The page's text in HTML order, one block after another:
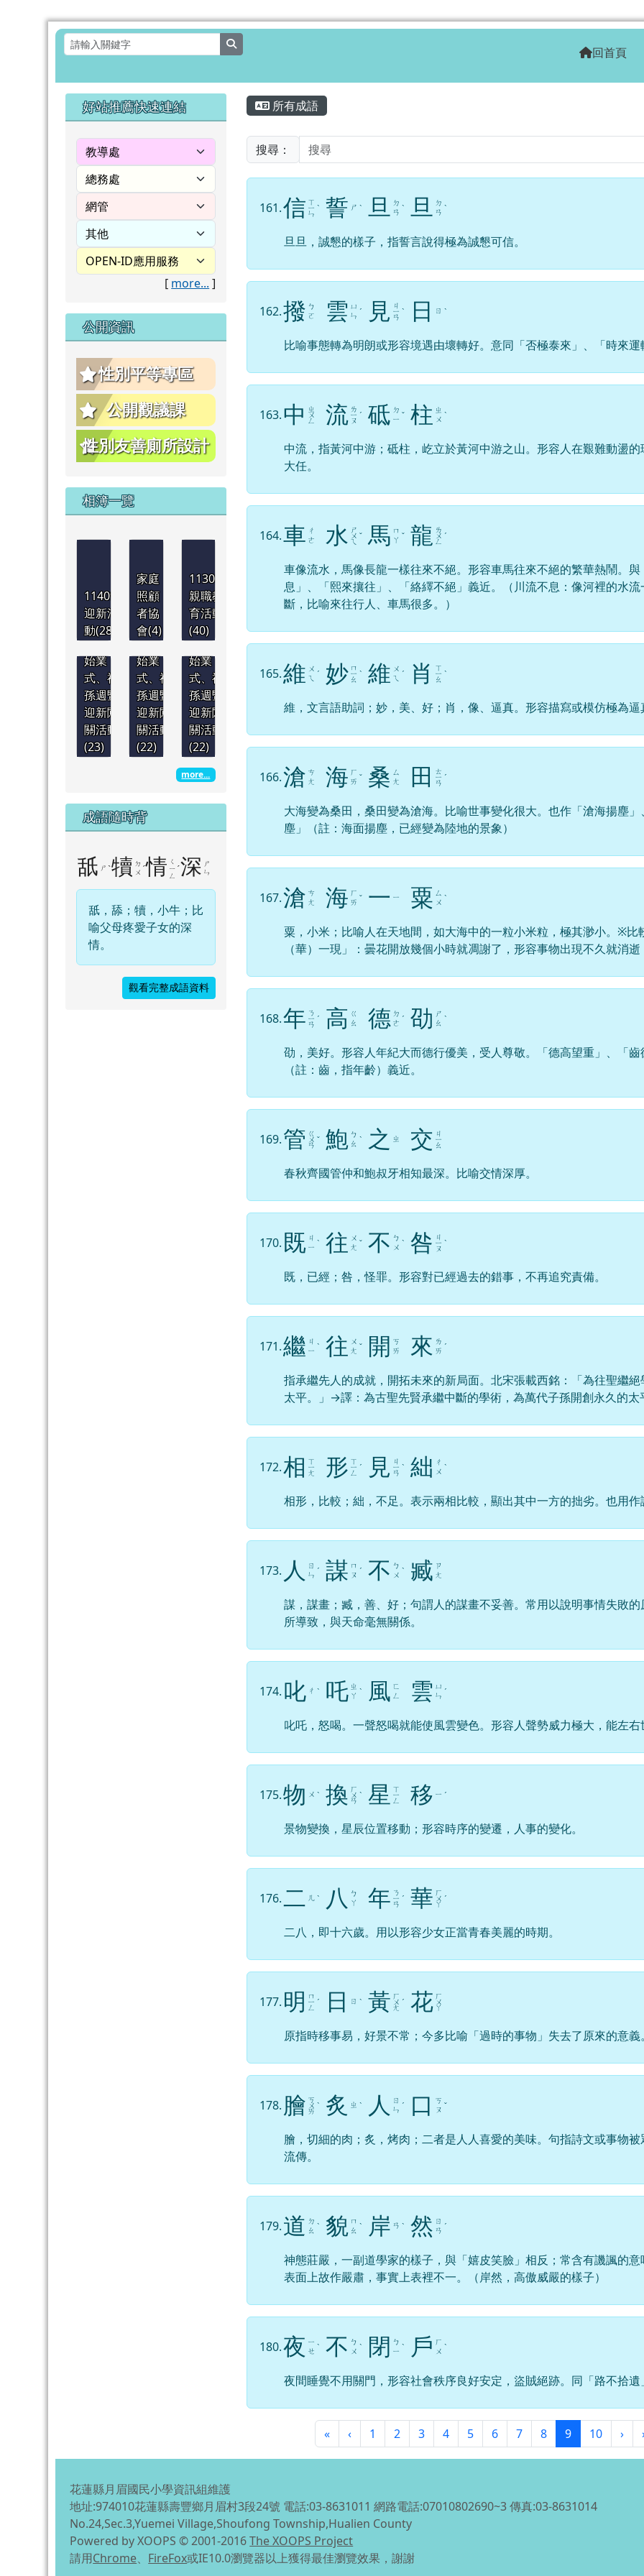
跳至主內容區
花蓮縣壽豐鄉月眉國民小學全球資訊網 回首頁
左邊區域內容
好站推薦快速連結
[ more... ]
公開資訊
性別平等專區
公開觀議課
性別友善廁所設計
相簿一覽
1140901
迎新活
動(28)
家庭
照顧
者協
會(4)
1130921
親職教
育活動
(40)
1130830
始業
式、祖
孫週暨
迎新闖
關活動
(23)
1130830
始業
式、祖
孫週暨
迎新闖
關活動
(22)
1130830
始業
式、祖
孫週暨
迎新闖
關活動
(22)
more...
成語隨時背
舐 ㄕ ˋ犢 ㄉ
ㄨ ˊ情 ㄑ
ㄧ
ㄥ
ˊ深 ㄕ
ㄣ
舐，舔；犢，小牛；比
喻父母疼愛子女的深
情。
觀看完整成語資料
主內容區域
所有成語
搜尋：
161.信 ㄒ
ㄧ
ㄣ
ˋ 誓 ㄕ ˋ 旦 ㄉ
ㄢ ˋ 旦 ㄉ
ㄢ ˋ
旦旦，誠懇的樣子，指誓言說得極為誠懇可信。
162.撥 ㄅ
ㄛ
雲 ㄩ
ㄣ ˊ 見 ㄐ
ㄧ
ㄢ
ˋ 日 ㄖ ˋ
比喻事態轉為明朗或形容境遇由壞轉好。意同「否極泰來」、「時來運
163.中 ㄓ
ㄨ
ㄥ 流 ㄌ
ㄧ
ㄡ
ˊ 砥 ㄉ
ㄧ ˇ 柱 ㄓ
ㄨ ˋ
中流，指黃河中游；砥柱，屹立於黃河中游之山。形容人在艱難動盪
大任。
164.車 ㄔ
ㄜ
水 ㄕ
ㄨ
ㄟ
ˇ 馬 ㄇ
ㄚ ˇ 龍 ㄌ
ㄨ
ㄥ
ˊ
車像流水，馬像長龍一樣往來不絕。形容車馬往來不絕的繁華熱鬧。
息」、「熙來攘往」、「絡繹不絕」義近。（川流不息：像河裡的水
斷，比喻來往行人、車馬很多。）
165.維 ㄨ
ㄟ
ˊ 妙 ㄇ
ㄧ
ㄠ
ˋ 維 ㄨ
ㄟ
ˊ 肖 ㄒ
ㄧ
ㄠ
ˋ
維，文言語助詞；妙，美、好；肖，像、逼真。形容描寫或模仿極為逼
166.滄 ㄘ
ㄤ
海 ㄏ
ㄞ ˇ 桑 ㄙ
ㄤ
田 ㄊ
ㄧ
ㄢ
ˊ
大海變為桑田，桑田變為滄海。比喻世事變化很大。也作「滄海揚塵
塵」（註：海面揚塵，已經變為陸地的景象）
167.滄 ㄘ
ㄤ
海 ㄏ
ㄞ ˇ 一 ㄧ 粟 ㄙ
ㄨ ˋ
粟，小米；比喻人在天地間，如大海中的一粒小米粒，極其渺小。※比
（華）一現」：曇花開放幾個小時就凋謝了，形容事物出現不久就消
168.年 ㄋ
ㄧ
ㄢ
ˊ 高 ㄍ
ㄠ
德 ㄉ
ㄜ ˊ 劭 ㄕ
ㄠ ˋ
劭，美好。形容人年紀大而德行優美，受人尊敬。「德高望重」、「
（註：齒，指年齡）義近。
169.管 ㄍ
ㄨ
ㄢ
ˇ 鮑 ㄅ
ㄠ ˋ 之 ㄓ 交 ㄐ
ㄧ
ㄠ
春秋齊國管仲和鮑叔牙相知最深。比喻交情深厚。
170. 既 ㄐ
ㄧ ˋ 往 ㄨ
ㄤ ˇ 不 ㄅ
ㄨ ˋ 咎 ㄐ
ㄧ
ㄡ
ˋ
既，已經；咎，怪罪。形容對已經過去的錯事，不再追究責備。
171.繼 ㄐ
ㄧ ˋ 往 ㄨ
ㄤ ˇ 開 ㄎ
ㄞ
來 ㄌ
ㄞ ˊ
指承繼先人的成就，開拓未來的新局面。北宋張載西銘：「為往聖繼
太平。」→譯：為古聖先賢承繼中斷的學術，為萬代子孫開創永久的太
172.相 ㄒ
ㄧ
ㄤ 形 ㄒ
ㄧ
ㄥ
ˊ 見 ㄐ
ㄧ
ㄢ
ˋ 絀 ㄔ
ㄨ ˋ
相形，比較；絀，不足。表示兩相比較，顯出其中一方的拙劣。也用作
173. 人
ㄖ
ㄣ ˊ 謀 ㄇ
ㄡ ˊ 不 ㄅ
ㄨ ˋ 臧 ㄗ
ㄤ
謀，謀畫；臧，善、好；句謂人的謀畫不妥善。常用以說明事情失敗
所導致，與天命毫無關係。
174. 叱 ㄔ ˋ 吒 ㄓ
ㄚ ˋ 風 ㄈ
ㄥ
雲 ㄩ
ㄣ ˊ
叱吒，怒喝。一聲怒喝就能使風雲變色。形容人聲勢威力極大，能左右
175.物 ㄨ ˋ 換 ㄏ
ㄨ
ㄢ
ˋ 星 ㄒ
ㄧ
ㄥ 移 ㄧ ˊ
景物變換，星辰位置移動；形容時序的變遷，人事的變化。
176.二 ㄦ ˋ 八
ㄅ
ㄚ
年 ㄋ
ㄧ
ㄢ
ˊ 華 ㄏ
ㄨ
ㄚ
ˊ
二八，即十六歲。用以形容少女正當青春美麗的時期。
177. 明 ㄇ
ㄧ
ㄥ
ˊ 日 ㄖ ˋ 黃 ㄏ
ㄨ
ㄤ
ˊ 花 ㄏ
ㄨ
ㄚ
原指時移事易，好景不常；今多比喻「過時的事物」失去了原來的意義
178. 膾 ㄎ
ㄨ
ㄞ
ˋ 炙 ㄓ ˋ 人
ㄖ
ㄣ ˊ 口
ㄎ
ㄡ ˇ
膾，切細的肉；炙，烤肉；二者是人人喜愛的美味。句指詩文或事物
流傳。
179.道 ㄉ
ㄠ ˋ 貌 ㄇ
ㄠ ˋ 岸 ㄢ ˋ 然 ㄖ
ㄢ ˊ
神態莊嚴，一副道學家的樣子，與「嬉皮笑臉」相反；常含有譏諷的
表面上故作嚴肅，事實上表裡不一。（岸然，高傲威嚴的樣子）
180.夜 ㄧ
ㄝ ˋ 不 ㄅ
ㄨ ˋ 閉
ㄅ
ㄧ ˋ 戶 ㄏ
ㄨ ˋ
夜間睡覺不用關門，形容社會秩序良好安定，盜賊絕跡。同「路不拾遺
«第一頁
‹上一頁
1 2 3 4 5 6 7 8 9(目前頁次)
10 ›下
頁尾區域
花蓮縣月眉國民小學資訊組維護
地址:974010花蓮縣壽豐鄉月眉村3段24號 電話:03-8631011 網路電話:07010802690~3 傳真:03-8631014
No.24,Sec.3,Yuemei Village,Shoufong Township,Hualien County
Powered by XOOPS © 2001-2016The XOOPS Project
請用Chrome、 FireFox或IE10.0瀏覽器以上獲得最佳瀏覽效果，謝謝